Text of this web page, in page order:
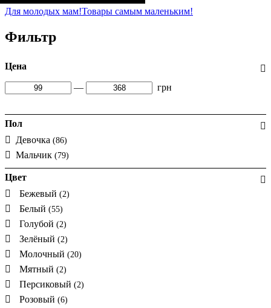
(100% х/б)
Для молодых мам!Товары самым маленьким!
Фильтр
Цена
— грн
Пол
Девочка (86)
Мальчик (79)
Цвет
Бежевый (2)
Белый (55)
Голубой (2)
Зелёный (2)
Молочный (20)
Мятный (2)
Персиковый (2)
Розовый (6)